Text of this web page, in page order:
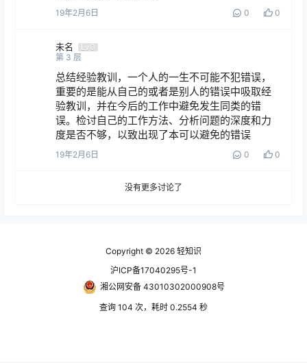
19年2月6日 0 0
未名
Lv0
第 3 层
总结经验教训，一个人的一生不可能不犯错误，
重要的是能从自己的或者是别人的错误中吸取经
验教训，并在今后的工作中避免发生同类的错
误。检讨自己的工作方法、分析问题的深度和力
度是否不够，以致出现了本可以避免的错误
19年2月6日 0 0
没有更多讨论了
Copyright © 2026 轻知识
沪ICP备17040295号-1
湘公网安备 43010302000908号
查询 104 次，耗时 0.2554 秒